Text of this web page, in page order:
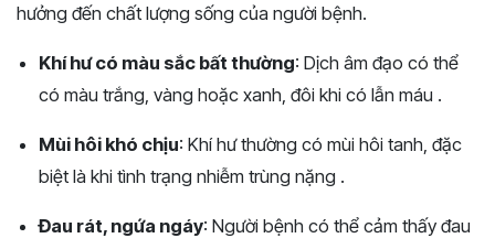
hưởng đến chất lượng sống của người bệnh.
Khí hư có màu sắc bất thường: Dịch âm đạo có thể
có màu trắng, vàng hoặc xanh, đôi khi có lẫn máu .
Mùi hôi khó chịu: Khí hư thường có mùi hôi tanh, đặc
biệt là khi tình trạng nhiễm trùng nặng .
Đau rát, ngứa ngáy: Người bệnh có thể cảm thấy đau